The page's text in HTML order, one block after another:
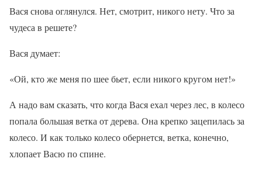
Вася снова оглянулся. Нет, смотрит, никого нету. Что за
чудеса в решете?
Вася думает:
«Ой, кто же меня по шее бьет, если никого кругом нет!»
А надо вам сказать, что когда Вася ехал через лес, в колесо
попала большая ветка от дерева. Она крепко зацепилась за
колесо. И как только колесо обернется, ветка, конечно,
хлопает Васю по спине.